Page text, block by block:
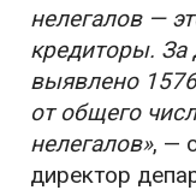
нелегалов —
кредиторы. За
выявлено 1576
от общего
нелегалов», —
директор